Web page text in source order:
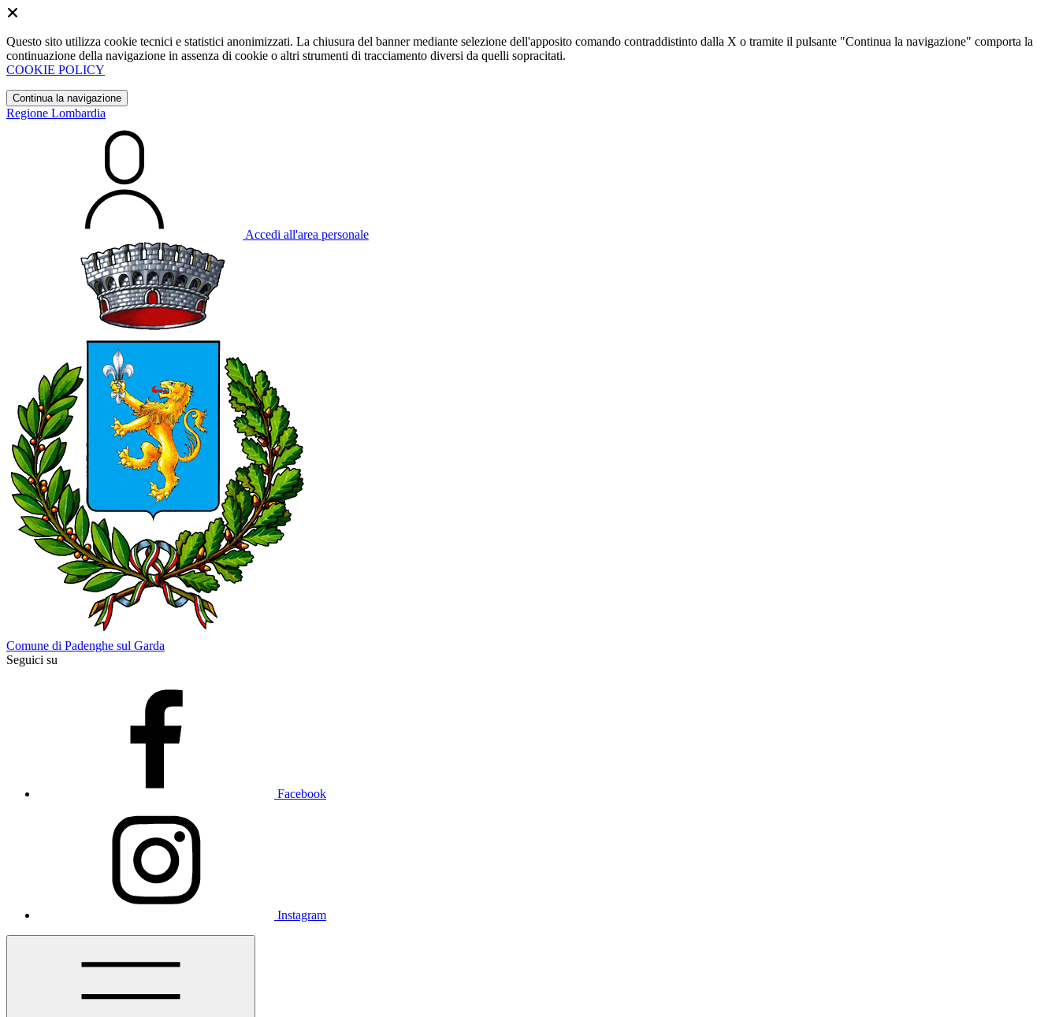
Questo sito utilizza cookie tecnici e statistici anonimizzati. La chiusura del banner mediante selezione dell'apposito comando contraddistinto dalla X o tramite il pulsante "Continua la navigazione" comporta la
continuazione della navigazione in assenza di cookie o altri strumenti di tracciamento diversi da quelli sopracitati.
COOKIE POLICY
Continua la navigazione
Regione Lombardia
Accedi all'area personale
Comune di Padenghe sul Garda
Seguici su
Facebook
Instagram